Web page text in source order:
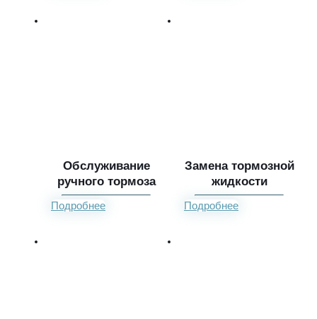
Обслуживание
ручного тормоза
Подробнее
Замена тормозной
жидкости
Подробнее